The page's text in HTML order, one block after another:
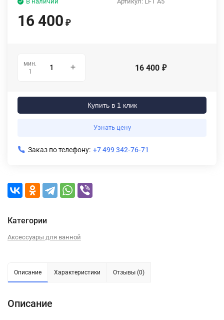
16 400 ₽
мин.
1
16 400 ₽
Купить в 1 клик
Узнать цену
Заказ по телефону: +7 499 342-76-71
Категории
Аксессуары для ванной
Описание Характеристики Отзывы (0)
Описание